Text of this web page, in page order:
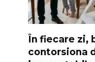
În fiecare zi,
contorsiona